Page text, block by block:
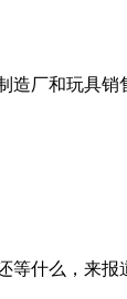
厂和玩具
什么，来报